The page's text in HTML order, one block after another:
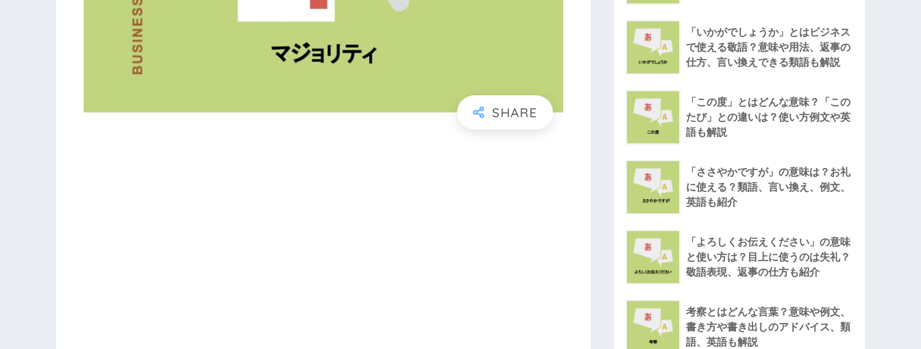
「いかがでしょうか」とはビジネス
で使える敬語？意味や用法、返事の
仕方、言い換えできる類語も解説
「この度」とはどんな意味？「この
たび」との違いは？使い方例文や英
語も解説
「ささやかですが」の意味は？お礼
に使える？類語、言い換え、例文、
英語も紹介
「よろしくお伝えください」の意味
と使い方は？目上に使うのは失礼？
敬語表現、返事の仕方も紹介
考察とはどんな言葉？意味や例文、
書き方や書き出しのアドバイス、類
語、英語も解説